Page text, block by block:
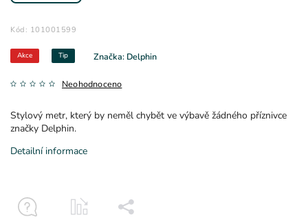
Kód: 101001599
Akce Tip
Neohodnoceno
Značka: Delphin
Stylový metr, který by neměl chybět ve výbavě žádného příznivce
značky Delphin.
Detailní informace